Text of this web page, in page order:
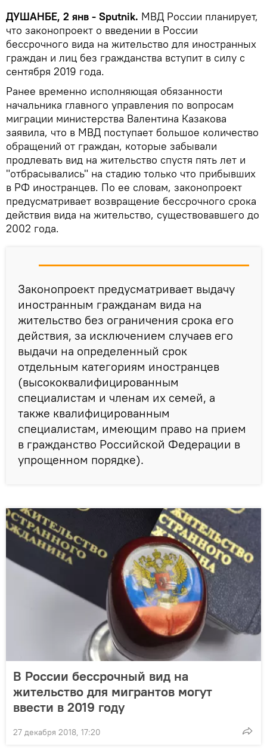
ДУШАНБЕ, 2 янв - Sputnik. МВД России планирует,
что законопроект о введении в России
бессрочного вида на жительство для иностранных
граждан и лиц без гражданства вступит в силу с
сентября 2019 года.
Ранее временно исполняющая обязанности
начальника главного управления по вопросам
миграции министерства Валентина Казакова
заявила, что в МВД поступает большое количество
обращений от граждан, которые забывали
продлевать вид на жительство спустя пять лет и
"отбрасывались" на стадию только что прибывших
в РФ иностранцев. По ее словам, законопроект
предусматривает возвращение бессрочного срока
действия вида на жительство, существовавшего до
2002 года.
Законопроект предусматривает выдачу
иностранным гражданам вида на
жительство без ограничения срока его
действия, за исключением случаев его
выдачи на определенный срок
отдельным категориям иностранцев
(высококвалифицированным
специалистам и членам их семей, а
также квалифицированным
специалистам, имеющим право на прием
в гражданство Российской Федерации в
упрощенном порядке).
В России бессрочный вид на
жительство для мигрантов могут
ввести в 2019 году
27 декабря 2018, 17:20